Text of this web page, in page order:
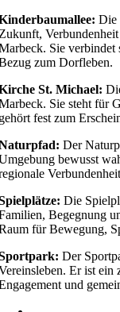
Die
Verbundenheit
Sie verbindet
zum Dorfleben.
St. Michael:
Sie steht für
fest zum
Der
bewusst
Die
Begegnung
für Bewegung,
Der
Er ist ein
und